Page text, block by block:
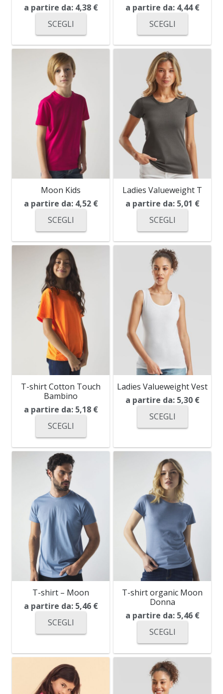
a partire da: 4,38 €
SCEGLI
a partire da: 4,44€
SCEGLI
Moon Kids
a partire da: 4,52 €
SCEGLI
Ladies Valueweight T
a partire da: 5,01 €
SCEGLI
T-shirt Cotton Touch
Bambino
a partire da: 5,18 €
SCEGLI
Ladies Valueweight Vest
a partire da: 5,30 €
SCEGLI
T-shirt – Moon
a partire da: 5,46 €
SCEGLI
T-shirt organic Moon
Donna
a partire da: 5,46 €
SCEGLI